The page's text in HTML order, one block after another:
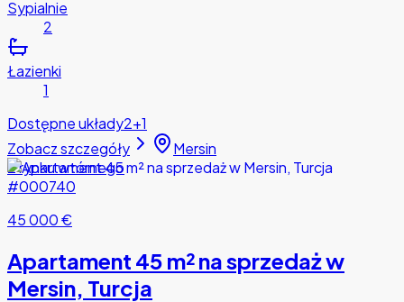
Sypialnie
2
Łazienki
1
Dostępne układy2+1
Zobacz szczegóły
Mersin
Z rynku wtórnego
#000740
45 000 €
Apartament 45 m² na sprzedaż w
Mersin, Turcja